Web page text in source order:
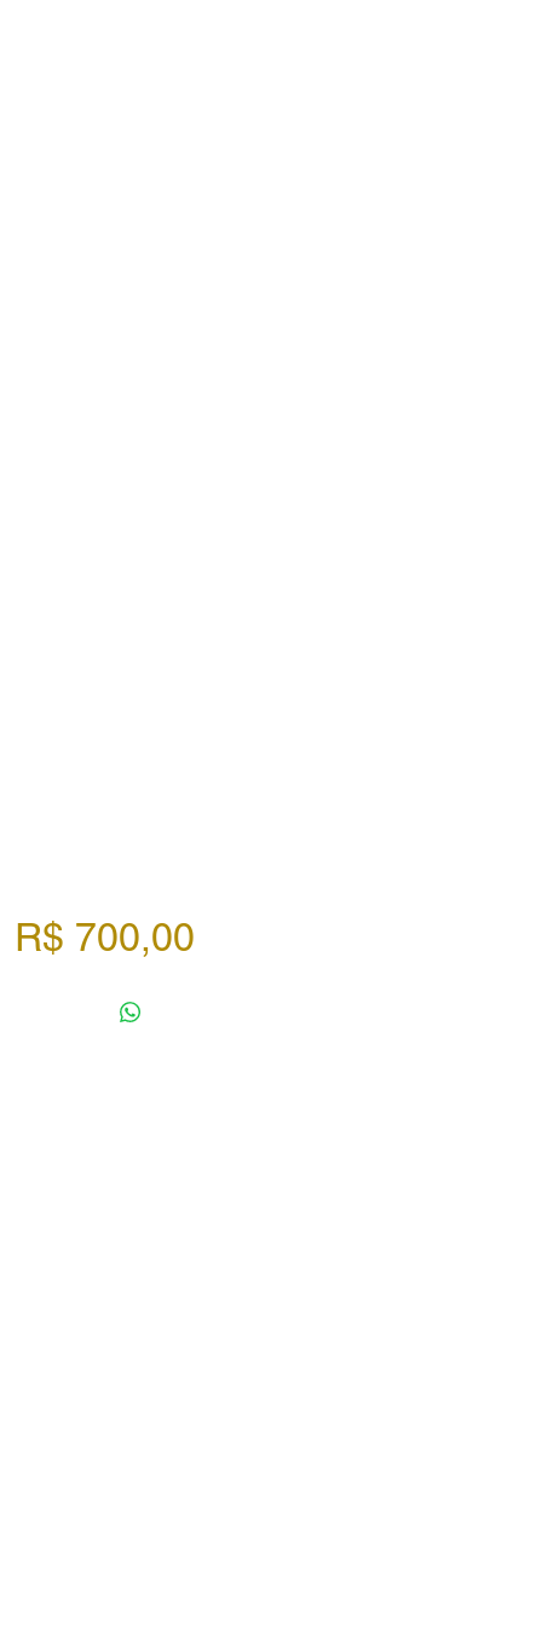
R$ 700,00